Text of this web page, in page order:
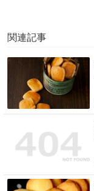
関連記事